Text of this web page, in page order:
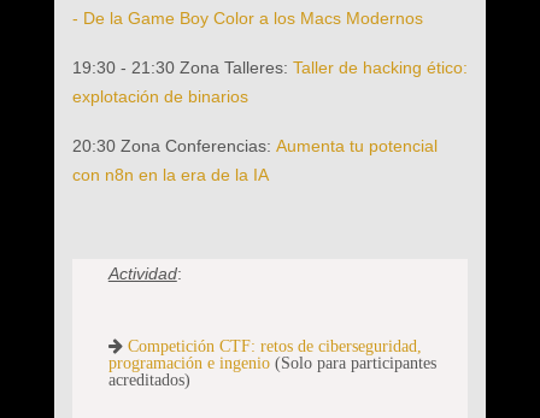
- De la Game Boy Color a los Macs Modernos
19:30 - 21:30 Zona Talleres: Taller de hacking ético:
explotación de binarios
20:30 Zona Conferencias: Aumenta tu potencial
con n8n en la era de la IA
Actividad:
Competición CTF: retos de ciberseguridad,
programación e ingenio(Solo para participantes
acreditados)